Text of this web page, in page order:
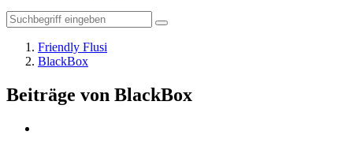
Friendly Flusi
BlackBox
Beiträge von BlackBox